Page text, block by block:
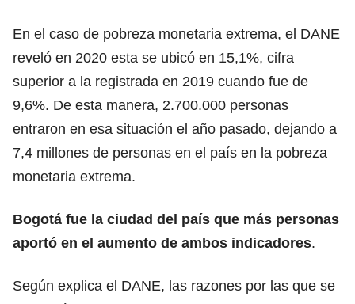
En el caso de pobreza monetaria extrema, el DANE
reveló en 2020 esta se ubicó en 15,1%, cifra
superior a la registrada en 2019 cuando fue de
9,6%. De esta manera, 2.700.000 personas
entraron en esa situación el año pasado, dejando a
7,4 millones de personas en el país en la pobreza
monetaria extrema.
Bogotá fue la ciudad del país que más personas
aportó en el aumento de ambos indicadores.
Según explica el DANE, las razones por las que se